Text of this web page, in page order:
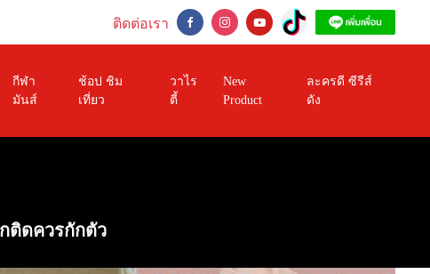
ติดต่อเรา
กีฬา
มันส์
ช้อป ชิม
เที่ยว
วาไร
ตี้
New
Product
ละครดี ซีรีส์
ดัง
ติดควรกักตัว